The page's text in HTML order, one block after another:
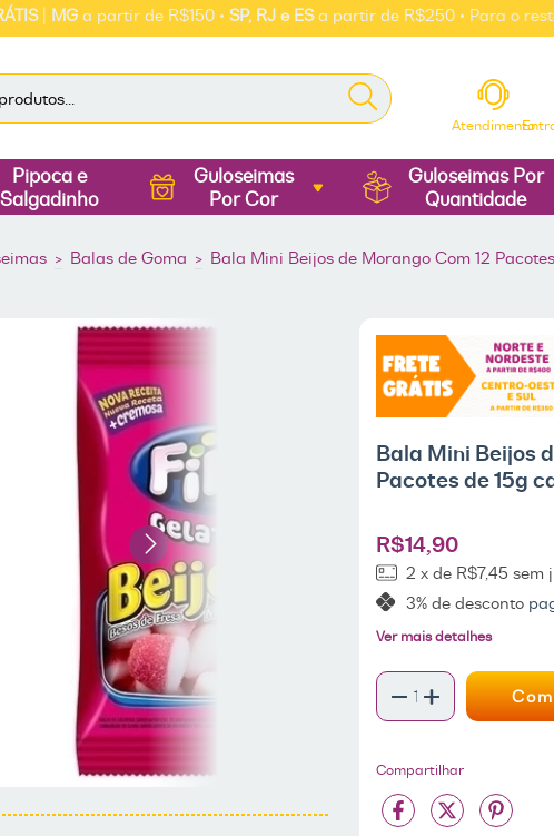
MGa partir de R$150 •SP, RJ e ESa partir de R$250 • Para o restante
Atendimento
Pipoca e
Salgadinho
Guloseimas
Por Cor
Guloseimas Por
Quantidade
> Balas de Goma > Bala Mini Beijos de Morango Com 12
Bala Mini Beijos
Pacotes de 15g
R$14,90
2 x de R$7,45 sem
3% de desconto
Ver mais detalhes
Compartilhar